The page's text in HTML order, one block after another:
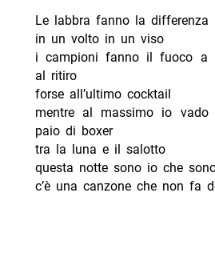
Le labbra fanno la differenza
in un volto in un viso
i campioni fanno il fuoco a
al ritiro
forse all’ultimo cocktail
mentre al massimo io
paio di boxer
tra la luna e il salotto
questa notte sono io che
c’è una canzone che non fa